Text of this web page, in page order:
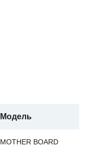
Модель
MOTHER BOARD